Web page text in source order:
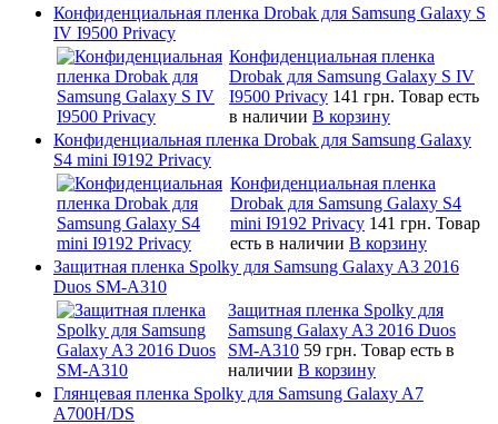
Конфиденциальная пленка Drobak для Samsung Galaxy S
IV I9500 Privacy
Конфиденциальная пленка
Drobak для Samsung Galaxy S IV
I9500 Privacy 141 грн. Товар есть
в наличии В корзину
Конфиденциальная пленка Drobak для Samsung Galaxy
S4 mini I9192 Privacy
Конфиденциальная пленка
Drobak для Samsung Galaxy S4
mini I9192 Privacy 141 грн. Товар
есть в наличии В корзину
Защитная пленка Spolky для Samsung Galaxy A3 2016
Duos SM-A310
Защитная пленка Spolky для
Samsung Galaxy A3 2016 Duos
SM-A310 59 грн. Товар есть в
наличии В корзину
Глянцевая пленка Spolky для Samsung Galaxy A7
A700H/DS